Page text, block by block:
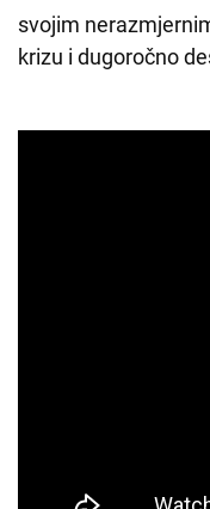
svojim
krizu i dugoročno